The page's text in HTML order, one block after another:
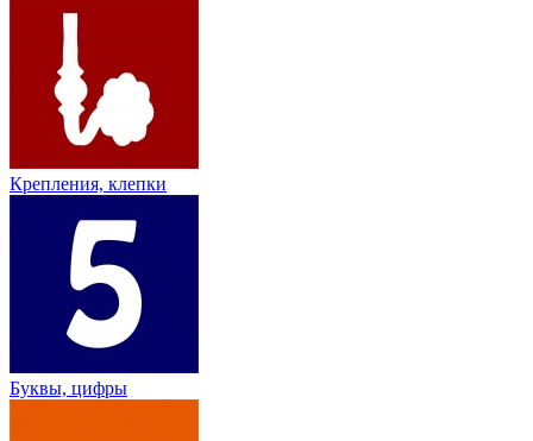
Крепления, клепки
Буквы, цифры